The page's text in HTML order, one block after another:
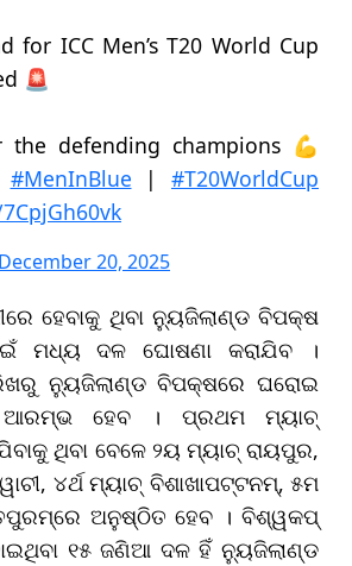
for ICC Men’s T20 World Cup
🚨
the defending champions 💪
#MenInBlue | #T20WorldCup
December 20, 2025
ହେବାକୁ ଥିବା ନ୍ୟୁଜିଲାଣ୍ଡ ବିପକ୍ଷ
ମଧ୍ୟ ଦଳ ଘୋଷଣା କରାଯିବ ।
ନ୍ୟୁଜିଲାଣ୍ଡ ବିପକ୍ଷରେ ଘରୋଇ
ହେବ । ପ୍ରଥମ ମ୍ୟାଚ୍‌
ଥିବା ବେଳେ ୨ୟ ମ୍ୟାଚ୍‌ ରାୟପୁର,
୪ର୍ଥ ମ୍ୟାଚ୍‌ ବିଶାଖାପଟ୍ଟନମ୍‌, ୫ମ
ଅନୁଷ୍ଠିତ ହେବ । ବିଶ୍ୱକପ୍‌
୧୫ ଜଣିଆ ଦଳ ହିଁ ନ୍ୟୁଜିଲାଣ୍ଡ